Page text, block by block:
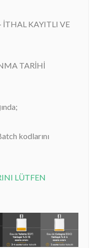
İTHAL KAYITLI VE
TARİHİ
kodlarını
LÜTFEN